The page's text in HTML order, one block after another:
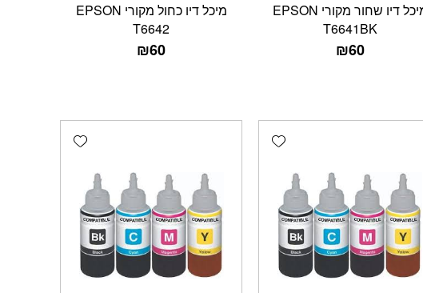
מיכל דיו שחור מקורי EPSON
T6641BK
₪60
מיכל דיו כחול מקורי EPSON
T6642
₪60
Add wishlist
Add wishlist